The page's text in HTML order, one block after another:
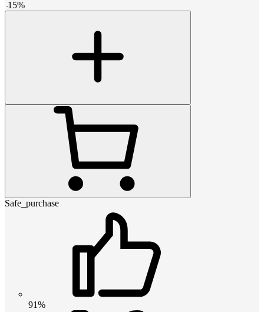
-15%
Safe_purchase
91%